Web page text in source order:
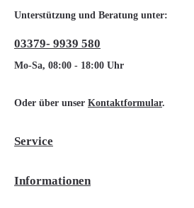
Unterstützung und Beratung unter:
03379- 9939 580
Mo-Sa, 08:00 - 18:00 Uhr
Oder über unser Kontaktformular.
Service
Informationen